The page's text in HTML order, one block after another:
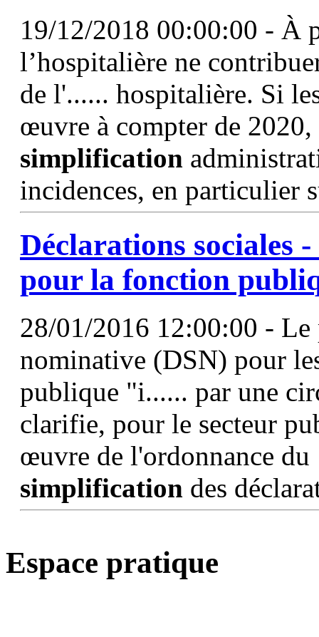
19/12/2018 00:00:00 - À
l’hospitalière ne
de l'...... hospitalière. Si
œuvre à compter de
simplification
incidences, en particulier
Déclarations sociales
pour la fonction
28/01/2016 12:00:00 - Le
nominative (DSN) pour
publique "i...... par une
clarifie, pour le secteur
œuvre de l'ordonnance
simplification des
Espace pratique